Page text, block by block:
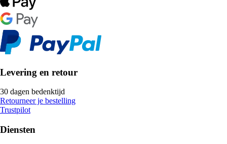
Levering en retour
30 dagen bedenktijd
Retourneer je bestelling
Trustpilot
Diensten